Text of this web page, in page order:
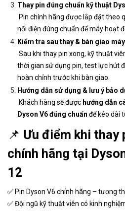
Thay pin đúng chuẩn kỹ thuật
Pin chính hãng được lắp đặt theo
nối điện đúng chuẩn để máy hoạt
Kiểm tra sau thay & bàn giao máy
Sau khi thay pin xong, kỹ thuật
thời gian sử dụng pin, test lực hút
hoàn chỉnh trước khi bàn giao.
Hướng dẫn sử dụng & lưu ý bảo
Khách hàng sẽ được hướng dẫn
Dyson V6 đúng chuẩn để kéo dài
📌 Ưu điểm khi thay
chính hãng tại
12
✅ Pin Dyson V6 chính hãng – tương
✅ Đội ngũ kỹ thuật viên có kinh